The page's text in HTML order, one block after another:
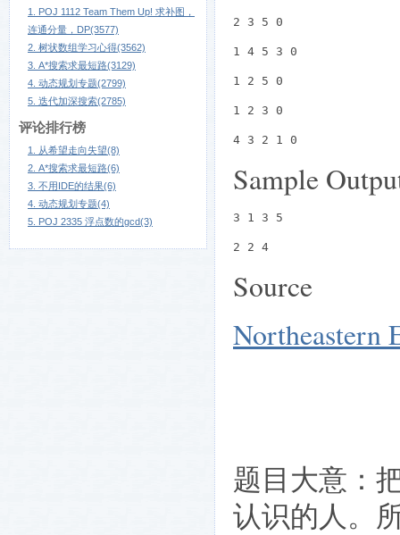
1. POJ 1112 Team Them Up! 求补图，
连通分量，DP(3577)
2. 树状数组学习心得(3562)
3. A*搜索求最短路(3129)
4. 动态规划专题(2799)
5. 迭代加深搜索(2785)
评论排行榜
1. 从希望走向失望(8)
2. A*搜索求最短路(6)
3. 不用IDE的结果(6)
4. 动态规划专题(4)
5. POJ 2335 浮点数的gcd(3)
2 3 5 0
1 4 5 3 0
1 2 5 0
1 2 3 0
4 3 2 1 0
Sample
3 1 3 5
2 2 4
Source
Northeastern
题目大意：
认识的人。